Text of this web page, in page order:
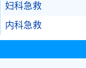
妇科急救
内科急救